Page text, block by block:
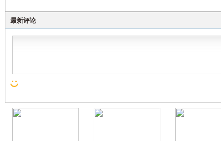
最新评论